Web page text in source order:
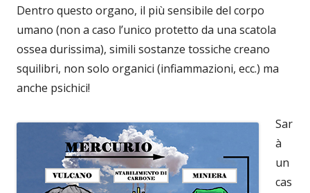
Dentro questo organo, il più sensibile del corpo
umano (non a caso l’unico protetto da una scatola
ossea durissima), simili sostanze tossiche creano
squilibri, non solo organici (infiammazioni, ecc.) ma
anche psichici!
Sar
à
un
cas